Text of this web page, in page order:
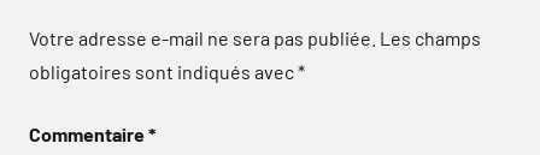
Votre adresse e-mail ne sera pas publiée. Les champs
obligatoires sont indiqués avec*
Commentaire*